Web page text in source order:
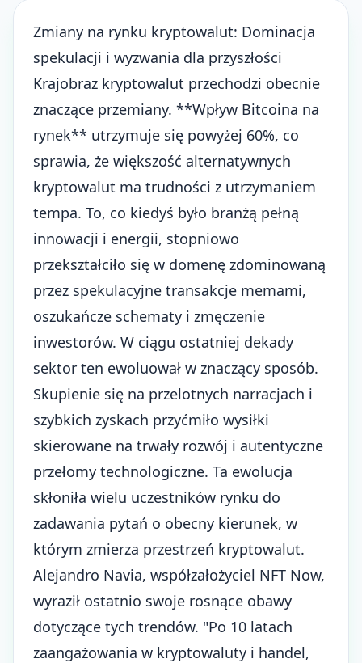
Zmiany na rynku kryptowalut: Dominacja
spekulacji i wyzwania dla przyszłości
Krajobraz kryptowalut przechodzi obecnie
znaczące przemiany. **Wpływ Bitcoina na
rynek** utrzymuje się powyżej 60%, co
sprawia, że większość alternatywnych
kryptowalut ma trudności z utrzymaniem
tempa. To, co kiedyś było branżą pełną
innowacji i energii, stopniowo
przekształciło się w domenę zdominowaną
przez spekulacyjne transakcje memami,
oszukańcze schematy i zmęczenie
inwestorów. W ciągu ostatniej dekady
sektor ten ewoluował w znaczący sposób.
Skupienie się na przelotnych narracjach i
szybkich zyskach przyćmiło wysiłki
skierowane na trwały rozwój i autentyczne
przełomy technologiczne. Ta ewolucja
skłoniła wielu uczestników rynku do
zadawania pytań o obecny kierunek, w
którym zmierza przestrzeń kryptowalut.
Alejandro Navia, współzałożyciel NFT Now,
wyraził ostatnio swoje rosnące obawy
dotyczące tych trendów. "Po 10 latach
zaangażowania w kryptowaluty i handel,